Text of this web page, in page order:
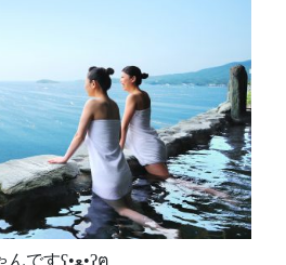
こんにちは、むっちゃんですʕ•ﻌ•ʔฅ